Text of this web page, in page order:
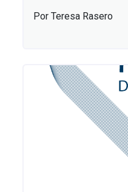
Por Teresa Rasero